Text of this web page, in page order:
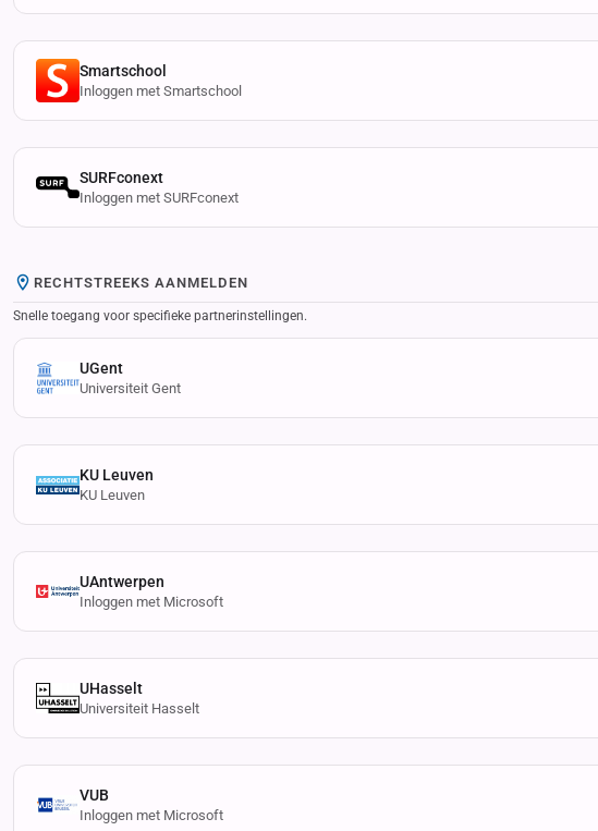
Smartschool
Inloggen met Smartschool
SURFconext
Inloggen met SURFconext
RECHTSTREEKS AANMELDEN
Snelle toegang voor specifieke partnerinstellingen.
UGent
Universiteit Gent
KU Leuven
KU Leuven
UAntwerpen
Inloggen met Microsoft
UHasselt
Universiteit Hasselt
VUB
Inloggen met Microsoft